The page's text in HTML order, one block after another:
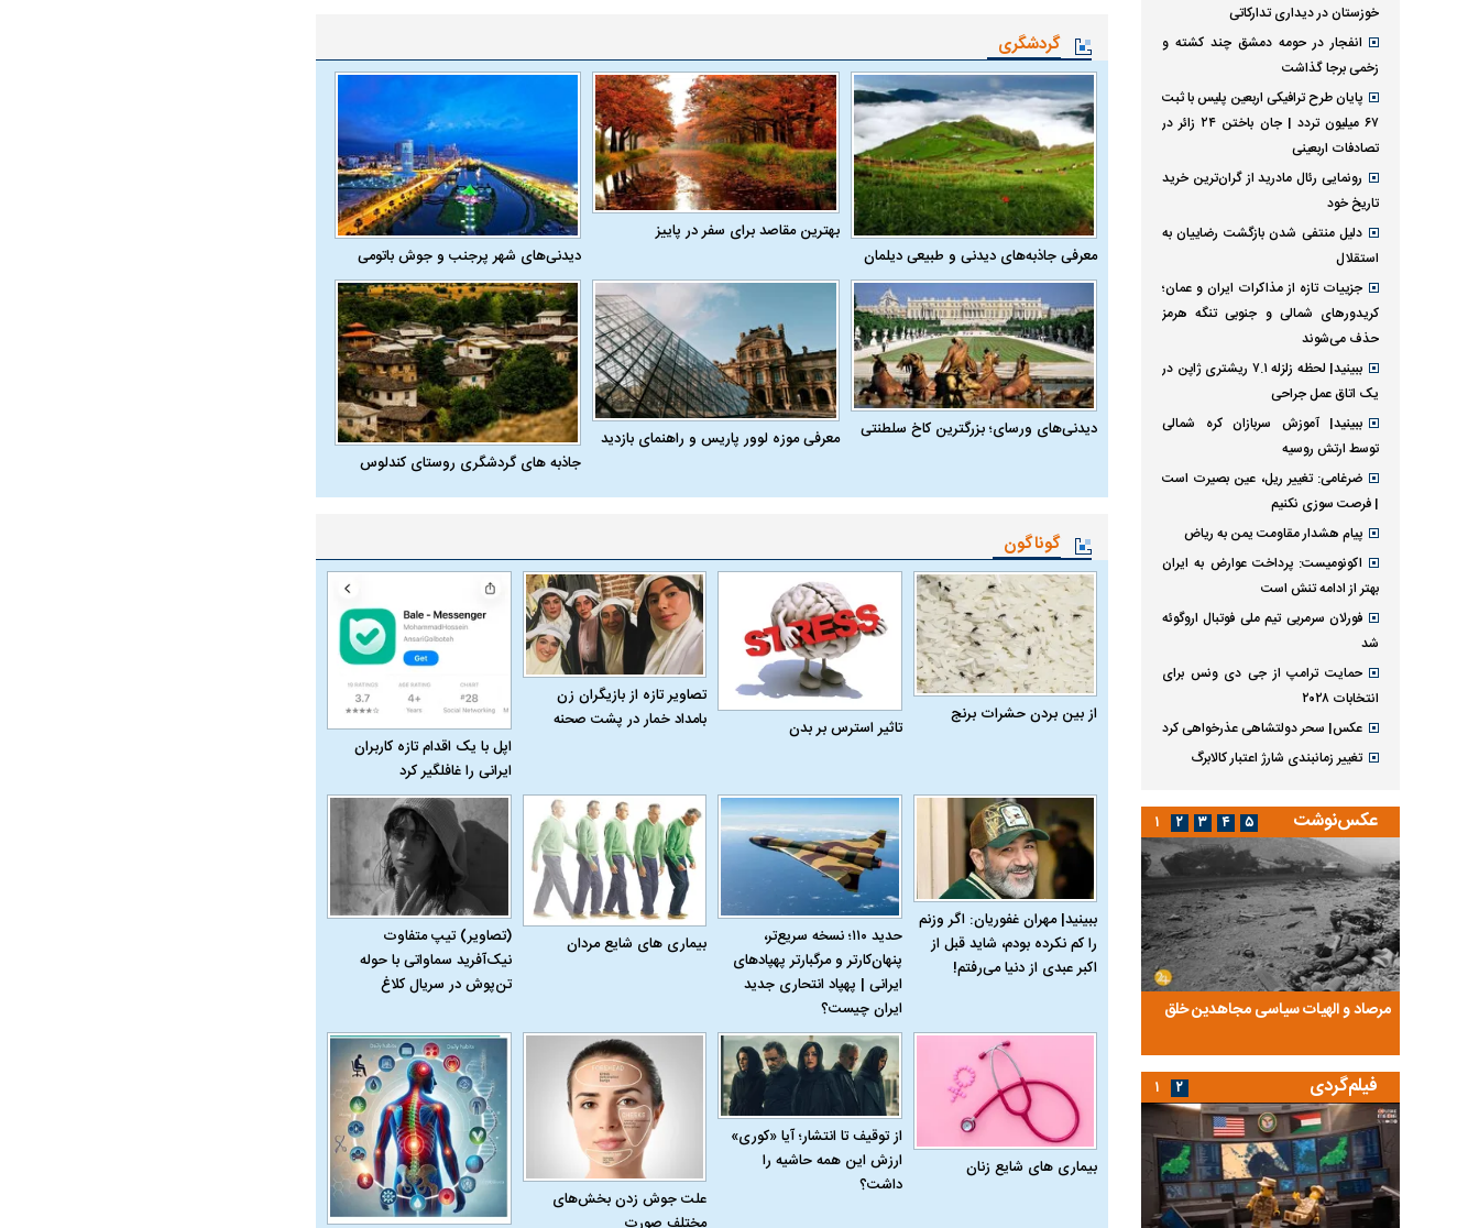
گردشگری
معرفی جاذبه‌های دیدنی و طبیعی دیلمان
بهترین مقاصد برای سفر در پاییز
دیدنی‌های شهر پرجنب و جوش باتومی
دیدنی‌های ورسای؛ بزرگترین کاخ سلطنتی
معرفی موزه لوور پاریس و راهنمای بازدید
جاذبه های گردشگری روستای کندلوس
گوناگون
از بین بردن حشرات برنج
تاثیر استرس بر بدن
تصاویر تازه از بازیگران زن
بامداد خمار در پشت صحنه
اپل با یک اقدام تازه کاربران
ایرانی را غافلگیر کرد
ببینید| مهران غفوریان: اگر وزنم
را کم نکرده بودم، شاید قبل از
اکبر عبدی از دنیا می‌رفتم!
حدید ۱۱۰؛ نسخه سریع‌تر،
پنهان‌کارتر و مرگبارتر پهپادهای
ایرانی | پهپاد انتحاری جدید
ایران چیست؟
بیماری‌ های شایع مردان
(تصاویر) تیپ متفاوت
نیک‌آفرید سماواتی با حوله
تن‌پوش در سریال کلاغ
بیماری‌ های شایع زنان
از توقیف تا انتشار؛ آیا «کوری»
ارزش این همه حاشیه را
داشت؟
علت جوش زدن بخش‌های
مختلف صورت
خوزستان در دیداری تدارکاتی
انفجار در حومه دمشق چند کشته و
زخمی برجا گذاشت
پایان طرح ترافیکی اربعین پلیس با ثبت
۶۷ میلیون تردد | جان باختن ۲۴ زائر در
تصادفات اربعینی
رونمایی رئال مادرید از گران‌ترین خرید
تاریخ خود
دلیل منتفی شدن بازگشت رضاییان به
استقلال
جزییات تازه از مذاکرات ایران و عمان؛
کریدورهای شمالی و جنوبی تنگه هرمز
حذف می‌شوند
ببینید| لحظه زلزله ۷.۱ ریشتری ژاپن در
یک اتاق عمل جراحی
ببینید| آموزش سربازان کره شمالی
توسط ارتش روسیه
ضرغامی: تغییر ریل، عین بصیرت است
| فرصت سوزی نکنیم
پیام هشدار مقاومت یمن به ریاض
اکونومیست: پرداخت عوارض به ایران
بهتر از ادامه تنش است
فورلان سرمربی تیم ملی فوتبال اروگوئه
شد
حمایت ترامپ از جی دی ونس برای
انتخابات ۲۰۲۸
عکس| سحر دولتشاهی عذرخواهی کرد
تغییر زمانبندی‌ شارژ اعتبار کالابرگ
عکس‌نوشت
مرصاد و الهیات سیاسی مجاهدین خلق
آخرین پرده از حیات سیاسی یک سلسله |
روایتی از آخرین مصاحبه‌ی شاه در ایران
ریشه‌های عزاداری ماه محرم در فرهنگ
و تاریخ ایران
انجام می‌شد؟
حکومت پهلوی
۱ ۲ ۳ ۴ ۵
فیلم‌گردی ۱ ۲